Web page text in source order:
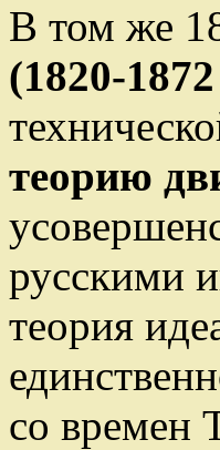
В том же
(1820-1872
теорию
русскими
теория
со времен